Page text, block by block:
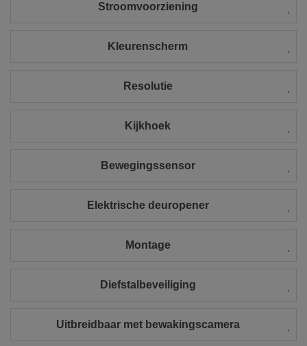
Stroomvoorziening
Kleurenscherm
Resolutie
Kijkhoek
Bewegingssensor
Elektrische deuropener
Montage
Diefstalbeveiliging
Uitbreidbaar met bewakingscamera